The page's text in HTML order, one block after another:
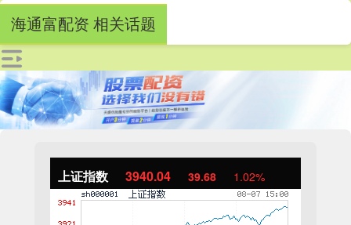
上证指数 3940.04 39.68 1.02%
海通富配资 相关话题